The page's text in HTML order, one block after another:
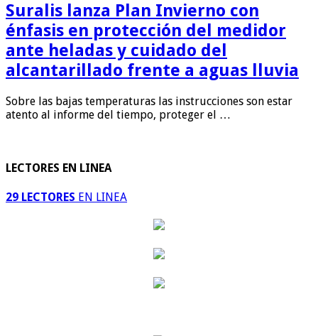
Suralis lanza Plan Invierno con
énfasis en protección del medidor
ante heladas y cuidado del
alcantarillado frente a aguas lluvia
Sobre las bajas temperaturas las instrucciones son estar
atento al informe del tiempo, proteger el …
LECTORES EN LINEA
29 LECTORES EN LINEA